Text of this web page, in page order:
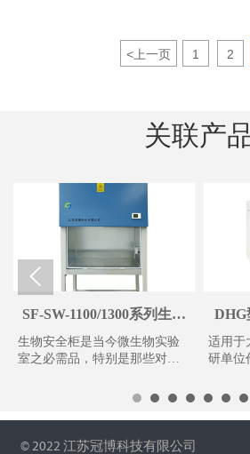
< 上一页 1 2
关联产
SF-SW-1100/1300系列生物
安全柜
生物安全柜是当今微生物实验
室之必需品，特别是那些对操
DHG
适用于
研单位

© 2022 江苏冠博科技有限公司